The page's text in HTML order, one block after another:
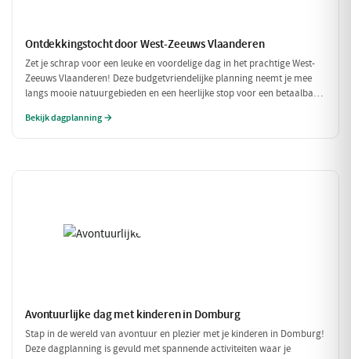
Ontdekkingstocht door West-Zeeuws Vlaanderen
Zet je schrap voor een leuke en voordelige dag in het prachtige West-
Zeeuws Vlaanderen! Deze budgetvriendelijke planning neemt je mee
langs mooie natuurgebieden en een heerlijke stop voor een betaalbare
portemonnee te veel te belasten!
Bekijk dagplanning →
Avontuurlijke dag met kinderen in Domburg
Stap in de wereld van avontuur en plezier met je kinderen in Domburg!
Deze dagplanning is gevuld met spannende activiteiten waar je